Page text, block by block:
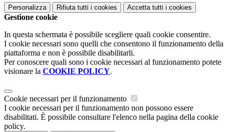
Personalizza Rifiuta tutti i cookies Accetta tutti i cookies
Gestione cookie
In questa schermata è possibile scegliere quali cookie consentire.
I cookie necessari sono quelli che consentono il funzionamento della
piattaforma e non è possibile disabilitarli.
Per conoscere quali sono i cookie necessari al funzionamento potete
visionare la COOKIE POLICY.
Cookie necessari per il funzionamento
I cookie necessari per il funzionamento non possono essere
disabilitati. È possibile consultare l'elenco nella pagina della cookie
policy.